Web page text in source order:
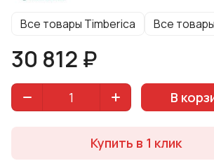
Все товары Timberica Все
30 812 ₽
В
Купить в 1 клик